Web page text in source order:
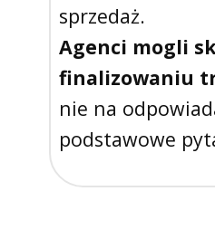
sprzedaż.
Agenci mogli
finalizowaniu
nie na
podstawowe